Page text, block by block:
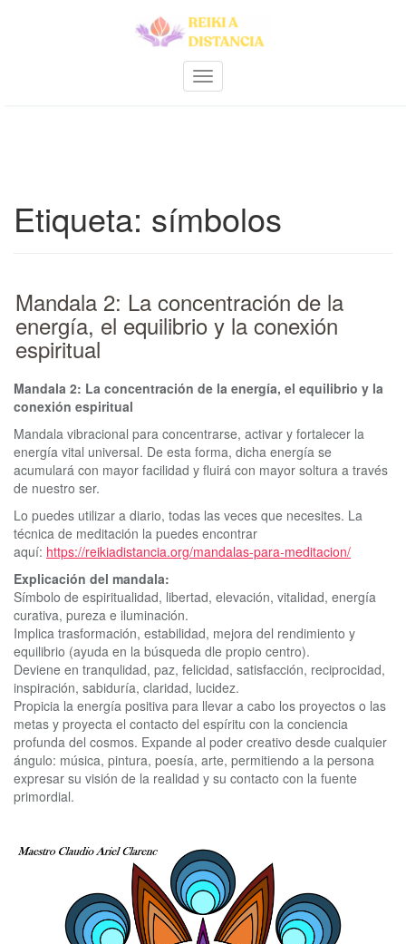
A
m
n
a
a
c
i
Etiqueta: símbolos
Mandala 2: La concentración de la
energía, el equilibrio y la conexión
espiritual
Mandala 2: La concentración de la energía, el equilibrio y la
conexión espiritual
Mandala vibracional para concentrarse, activar y fortalecer la
energía vital universal. De esta forma, dicha energía se
acumulará con mayor facilidad y fluirá con mayor soltura a través
de nuestro ser.
Lo puedes utilizar a diario, todas las veces que necesites. La
técnica de meditación la puedes encontrar
aquí: https://reikiadistancia.org/mandalas-para-meditacion/
Explicación del mandala:
Símbolo de espiritualidad, libertad, elevación, vitalidad, energía
curativa, pureza e iluminación.
Implica trasformación, estabilidad, mejora del rendimiento y
equilibrio (ayuda en la búsqueda dle propio centro).
Deviene en tranqulidad, paz, felicidad, satisfacción, reciprocidad,
inspiración, sabiduría, claridad, lucidez.
Propicia la energía positiva para llevar a cabo los proyectos o las
metas y proyecta el contacto del espíritu con la conciencia
profunda del cosmos. Expande al poder creativo desde cualquier
ángulo: música, pintura, poesía, arte, permitiendo a la persona
expresar su visión de la realidad y su contacto con la fuente
primordial.